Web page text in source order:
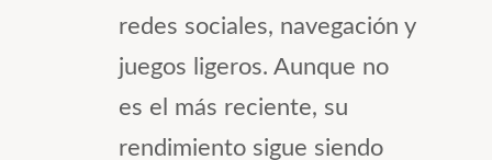
redes sociales, navegación y
juegos ligeros. Aunque no
es el más reciente, su
rendimiento sigue siendo